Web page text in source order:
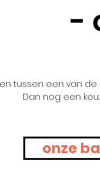
-
tussen een van de
Dan nog een
onze